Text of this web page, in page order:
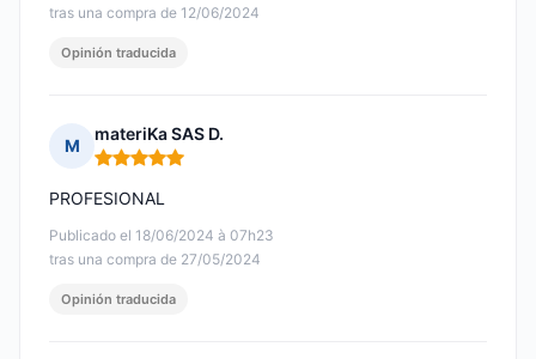
tras una compra de 12/06/2024
Opinión traducida
M
materiKa SAS D.
Nota: 5 de 5
Publicado el 18/06/2024 à 07h23
tras una compra de 27/05/2024
PROFESIONAL
Opinión traducida